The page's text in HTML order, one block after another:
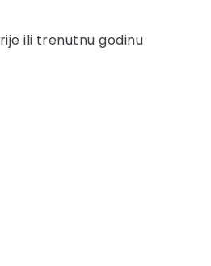
ili trenutnu godinu